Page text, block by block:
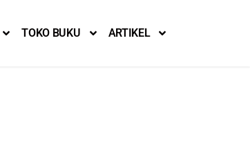
TOKO BUKU ARTIKEL